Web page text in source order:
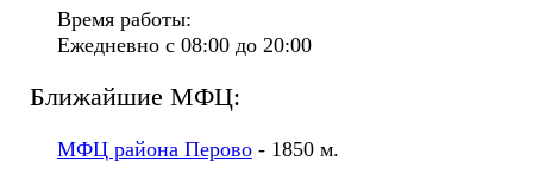
Время работы:
Ежедневно с 08:00 до 20:00
Ближайшие МФЦ:
МФЦ района Перово- 1850 м.